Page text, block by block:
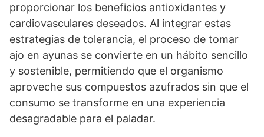
proporcionar los beneficios antioxidantes y
cardiovasculares deseados. Al integrar estas
estrategias de tolerancia, el proceso de tomar
ajo en ayunas se convierte en un hábito sencillo
y sostenible, permitiendo que el organismo
aproveche sus compuestos azufrados sin que el
consumo se transforme en una experiencia
desagradable para el paladar.